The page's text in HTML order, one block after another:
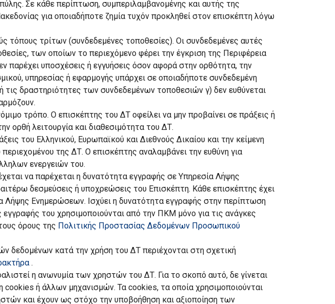
Σε κάθε περίπτωση, συμπεριλαμβανομένης και αυτής της
για οποιαδήποτε ζημία τυχόν προκληθεί στον επισκέπτη λόγω
τόπους τρίτων (συνδεδεμένες τοποθεσίες). Οι συνδεδεμένες αυτές
των οποίων το περιεχόμενο φέρει την έγκριση της Περιφέρεια
παρέχει υποσχέσεις ή εγγυήσεις όσον αφορά στην ορθότητα, την
υπηρεσίας ή εφαρμογής υπάρχει σε οποιαδήποτε συνδεδεμένη
τις δραστηριότητες των συνδεδεμένων τοποθεσιών γ) δεν ευθύνεται
τρόπο. Ο επισκέπτης του ΔΤ οφείλει να μην προβαίνει σε πράξεις ή
ορθή λειτουργία και διαθεσιμότητα του ΔΤ.
του Ελληνικού, Ευρωπαϊκού και Διεθνούς Δικαίου και την κείμενη
της ΔΤ. Ο επισκέπτης αναλαμβάνει την ευθύνη για
ενεργειών του.
να παρέχεται η δυνατότητα εγγραφής σε Υπηρεσία Λήψης
δεσμεύσεις ή υποχρεώσεις του Επισκέπτη. Κάθε επισκέπτης έχει
Λήψης Ενημερώσεων. Ισχύει η δυνατότητα εγγραφής στην περίπτωση
του χρησιμοποιούνται από την ΠΚΜ μόνο για τις ανάγκες
όρους της Πολιτικής Προστασίας Δεδομένων Προσωπικού
δεδομένων κατά την χρήση του ΔΤ περιέχονται στη σχετική
.
η ανωνυμία των χρηστών του ΔΤ. Για το σκοπό αυτό, δε γίνεται
ή άλλων μηχανισμών. Τα cookies, τα οποία χρησιμοποιούνται
και έχουν ως στόχο την υποβοήθηση και αξιοποίηση των